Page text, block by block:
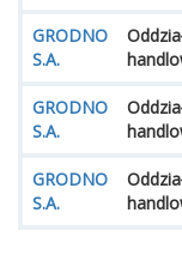
GRODNO
S.A.
GRODNO
S.A.
GRODNO
S.A.